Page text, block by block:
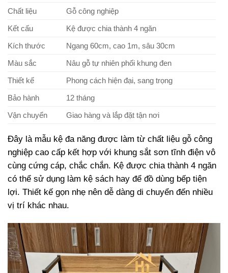
Chất liệu
Gỗ công nghiệp
Kết cấu
Kệ được chia thành 4 ngăn
Kích thước
Ngang 60cm, cao 1m, sâu 30cm
Màu sắc
Nâu gỗ tự nhiên phối khung đen
Thiết kế
Phong cách hiện đại, sang trọng
Bảo hành
12 tháng
Vận chuyển
Giao hàng và lắp đặt tận nơi
Đây là mẫu kệ đa năng được làm từ chất liệu gỗ công
nghiệp cao cấp kết hợp với khung sắt sơn tĩnh điện vô
cùng cứng cáp, chắc chắn. Kệ được chia thành 4 ngăn
có thể sử dụng làm kệ sách hay để đồ dùng bếp tiện
lợi. Thiết kế gọn nhẹ nên dễ dàng di chuyển đến nhiều
vị trí khác nhau.